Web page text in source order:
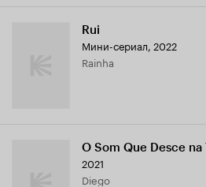
Rui
Мини-сериал, 2022
Rainha
O Som Que Desce na
2021
Diego